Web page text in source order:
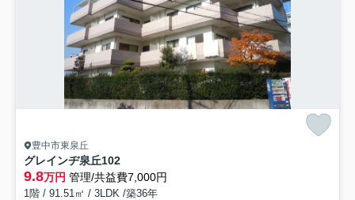
豊中市東泉丘
グレインヂ泉丘102
9.8万円 管理/共益費7,000円
1階 / 91.51㎡ / 3LDK /築36年